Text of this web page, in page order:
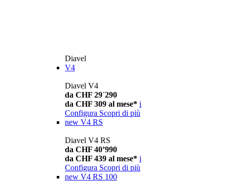
Diavel
V4
Diavel V4
da CHF 29´290
da CHF 309 al mese* i
Configura Scopri di più
new V4 RS
Diavel V4 RS
da CHF 40’990
da CHF 439 al mese* i
Configura Scopri di più
new V4 RS 100